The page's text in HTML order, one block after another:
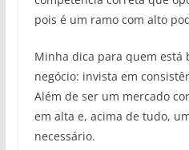
pois é um ramo com alto
Minha dica para quem está
negócio: invista em
Além de ser um mercado
em alta e, acima de tudo,
necessário.